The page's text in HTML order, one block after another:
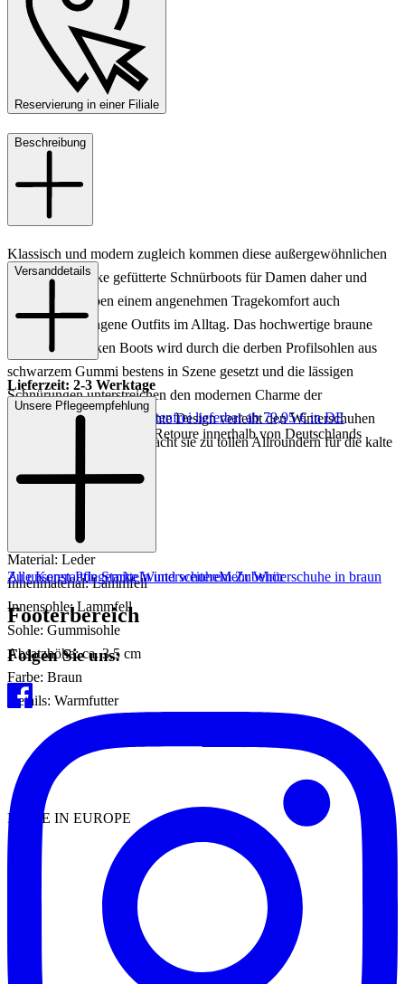
Reservierung in einer Filiale
Beschreibung
Klassisch und modern zugleich kommen diese außergewöhnlichen
Konstantin Starke gefütterte Schnürboots für Damen daher und
versprechen neben einem angenehmen Tragekomfort auch
zahlreiche gelungene Outfits im Alltag. Das hochwertige braune
Leder der schicken Boots wird durch die derben Profilsohlen aus
schwarzem Gummi bestens in Szene gesetzt und die lässigen
Schnürungen unterstreichen den modernen Charme der
Damenschuhe. Das schlichte Design verleiht den Winterschuhen
einen zeitlosen Stil und macht sie zu tollen Allroundern für die kalte
Art.Nr.: 192221992306
Material: Leder
Innenmaterial: Lammfell
Innensohle: Lammfell
Sohle: Gummisohle
Absatzhöhe: ca. 3,5 cm
Farbe: Braun
Details: Warmfutter
MADE IN EUROPE
Versanddetails
Lieferzeit: 2-3 Werktage
Keine Versandkosten:
kostenfrei lieferbar ab 79,95 € in DE
Einfache und Kostenlose Retoure innerhalb von Deutschlands
Unsere Pflegeempfehlung
Zu unseren Pflegemitteln und weiterem Zubehör
Alle Konstantin Starke WinterschuheMehr Winterschuhe in braun
Footerbereich
Folgen Sie uns: